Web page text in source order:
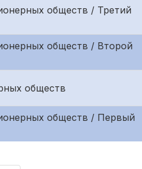
обществ / Третий
обществ / Второй
обществ
обществ / Первый